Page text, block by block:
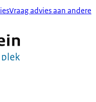
Vraag advies aan andere